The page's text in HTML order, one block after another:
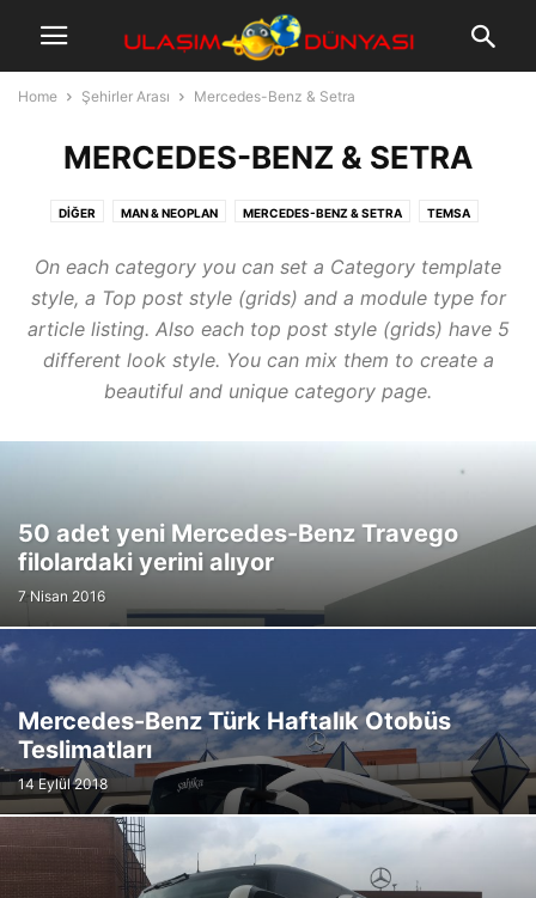
Home Şehirler Arası Mercedes-Benz & Setra
MERCEDES-BENZ & SETRA
DIĞER MAN & NEOPLAN MERCEDES-BENZ & SETRA TEMSA
On each category you can set a Category template
style, a Top post style (grids) and a module type for
article listing. Also each top post style (grids) have 5
different look style. You can mix them to create a
beautiful and unique category page.
50 adet yeni Mercedes-Benz Travego
filolardaki yerini alıyor
7 Nisan 2016
Mercedes-Benz Türk Haftalık Otobüs
Teslimatları
14 Eylül 2018